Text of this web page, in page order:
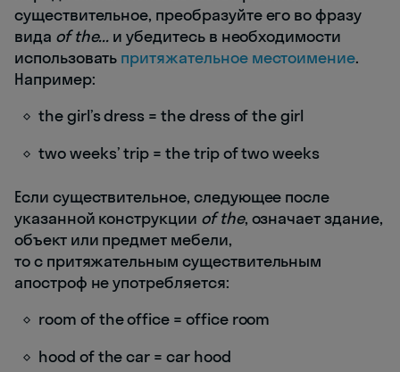
существительное, преобразуйте его во фразу
вида of the... и убедитесь в необходимости
использовать притяжательное местоимение.
Например:
the girl’s dress = the dress of the girl
two weeks’ trip = the trip of two weeks
Если существительное, следующее после
указанной конструкции of the, означает здание,
объект или предмет мебели,
то с притяжательным существительным
апостроф не употребляется:
room of the office = office room
hood of the car = car hood